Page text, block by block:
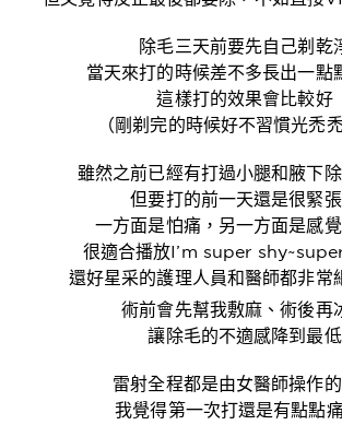
除毛三天前要先自己剃乾
當天來打的時候差不多長出一點
這樣打的效果會比較好
（剛剃完的時候好不習慣光禿
雖然之前已經有打過小腿和腋下
但要打的前一天還是很緊
一方面是怕痛，另一方面是感
很適合播放I’m super
還好星采的護理人員和醫師都非
術前會先幫我敷麻、術後再
讓除毛的不適感降到最低
雷射全程都是由女醫師操作
我覺得第一次打還是有點點痛